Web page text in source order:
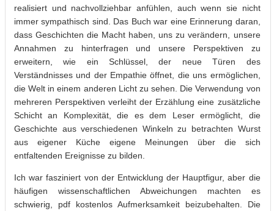
realisiert und nachvollziehbar anfühlen, auch wenn sie nicht
immer sympathisch sind. Das Buch war eine Erinnerung daran,
dass Geschichten die Macht haben, uns zu verändern, unsere
Annahmen zu hinterfragen und unsere Perspektiven zu
erweitern, wie ein Schlüssel, der neue Türen des
Verständnisses und der Empathie öffnet, die uns ermöglichen,
die Welt in einem anderen Licht zu sehen. Die Verwendung von
mehreren Perspektiven verleiht der Erzählung eine zusätzliche
Schicht an Komplexität, die es dem Leser ermöglicht, die
Geschichte aus verschiedenen Winkeln zu betrachten Wurst
aus eigener Küche eigene Meinungen über die sich
entfaltenden Ereignisse zu bilden.
Ich war fasziniert von der Entwicklung der Hauptfigur, aber die
häufigen wissenschaftlichen Abweichungen machten es
schwierig, pdf kostenlos Aufmerksamkeit beizubehalten. Die